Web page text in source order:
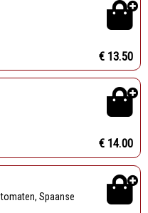
€ 13.50
€ 14.00